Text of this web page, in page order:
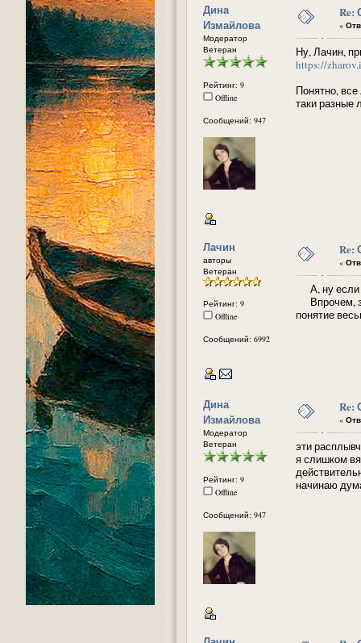
Дина
Измайлова
Модератор
Ветеран
Рейтинг: 9
Offline
Сообщений: 947
Re:
«
Ну, Лачин,
https://
Понятно,
таки разные
Лачин
авторы
Ветеран
Рейтинг: 9
Offline
Сообщений: 6992
Re:
«
А, ну если
Впрочем,
понятие
Дина
Измайлова
Модератор
Ветеран
Рейтинг: 9
Offline
Сообщений: 947
Re:
«
эти
я слишком
начинаю